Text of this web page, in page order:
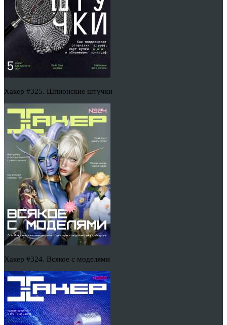
Хакер #325. Шпионские штучки
Хакер #324. Всякое с моделями